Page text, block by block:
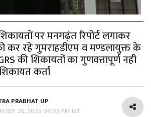
पर मनगढ़ंत रिपोर्ट लगाकर
कर रहे गुमराहडीएम व मण्डलायुक्त के
की शिकायतों का गुणवत्तापूर्ण नही
कर्ता
PRABHAT UP
SEP 26, 2025 09:05 PM IST